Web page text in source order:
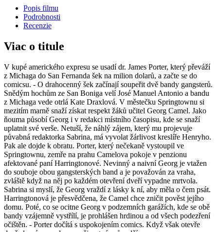
Popis filmu
Podrobnosti
Recenzie
Viac o titule
V kupé amerického expresu se usadí dr. James Porter, který převáží
z Michaga do San Fernanda šek na milion dolarů, a začte se do
comicsu. - O drahocenný šek začínají soupeřit dvě bandy gangsterů.
Snědým hochům ze San Boniga velí José Manuel Antonio a bandu
z Michaga vede otrlá Kate Draxlová. V městečku Springtownu si
mezitím marně snaží získat respekt žáků učitel Georg Camel. Jako
ňouma působí Georg i v redakci místního časopisu, kde se snaží
uplatnit své verše. Netuší, že náhlý zájem, který mu projevuje
půvabná redaktorka Sabrina, má vyvolat žárlivost kreslíře Henryho.
Pak ale dojde k obratu. Porter, který nečekaně vystoupil ve
Springtownu, zemře na prahu Camelova pokoje v penzionu
afektované paní Harringtonové. Nevinný a naivní Georg je vtažen
do souboje obou gangsterských band a je považován za vraha,
zvláště když na něj po každém otevření dveří vypadne mrtvola.
Sabrina si myslí, že Georg vraždí z lásky k ní, aby měla o čem psát.
Harringtonová je přesvědčena, že Camel chce zničit pověst jejího
domu. Poté, co se ocitne Georg v podzemních garážích, kde se obě
bandy vzájemně vystřílí, je prohlášen hrdinou a od všech podezření
očištěn. - Porter dočítá s uspokojením comics. Když však otevře